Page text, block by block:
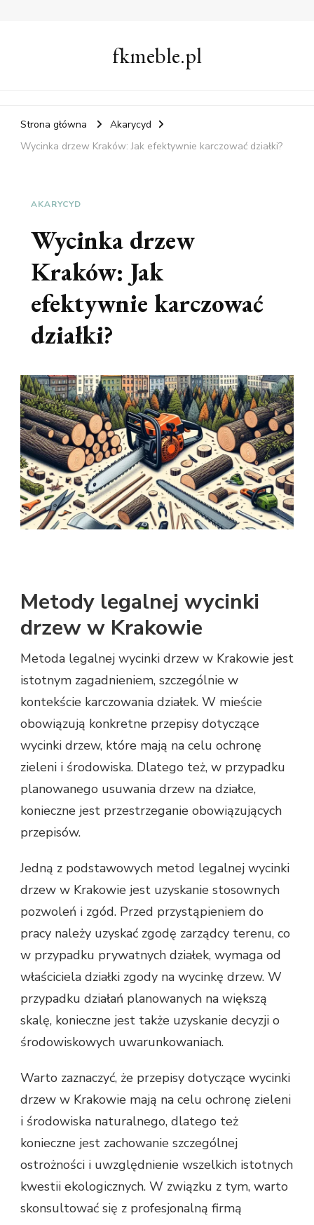
fkmeble.pl
Strona główna
Akarycyd
Wycinka drzew Kraków: Jak efektywnie karczować działki?
AKARYCYD
Wycinka drzew
Kraków: Jak
efektywnie karczować
działki?
Metody legalnej wycinki
drzew w Krakowie
Metoda legalnej wycinki drzew w Krakowie jest
istotnym zagadnieniem, szczególnie w
kontekście karczowania działek. W mieście
obowiązują konkretne przepisy dotyczące
wycinki drzew, które mają na celu ochronę
zieleni i środowiska. Dlatego też, w przypadku
planowanego usuwania drzew na działce,
konieczne jest przestrzeganie obowiązujących
przepisów.
Jedną z podstawowych metod legalnej wycinki
drzew w Krakowie jest uzyskanie stosownych
pozwoleń i zgód. Przed przystąpieniem do
pracy należy uzyskać zgodę zarządcy terenu, co
w przypadku prywatnych działek, wymaga od
właściciela działki zgody na wycinkę drzew. W
przypadku działań planowanych na większą
skalę, konieczne jest także uzyskanie decyzji o
środowiskowych uwarunkowaniach.
Warto zaznaczyć, że przepisy dotyczące wycinki
drzew w Krakowie mają na celu ochronę zieleni
i środowiska naturalnego, dlatego też
konieczne jest zachowanie szczególnej
ostrożności i uwzględnienie wszelkich istotnych
kwestii ekologicznych. W związku z tym, warto
skonsultować się z profesjonalną firmą